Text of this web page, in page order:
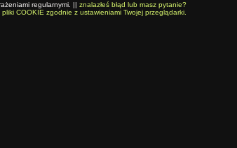
regularnymi. || znalazłeś błąd lub masz pytanie?
COOKIE zgodnie z ustawieniami Twojej przeglądarki.